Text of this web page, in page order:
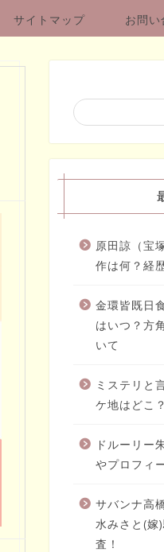
サイトマップ お問い
原田諒（宝
作は何？経
金環皆既日
はいつ？方
いて
ミステリと
ケ地はどこ
ドルーリー
やプロフィ
サバンナ高
水みさと(嫁
査！